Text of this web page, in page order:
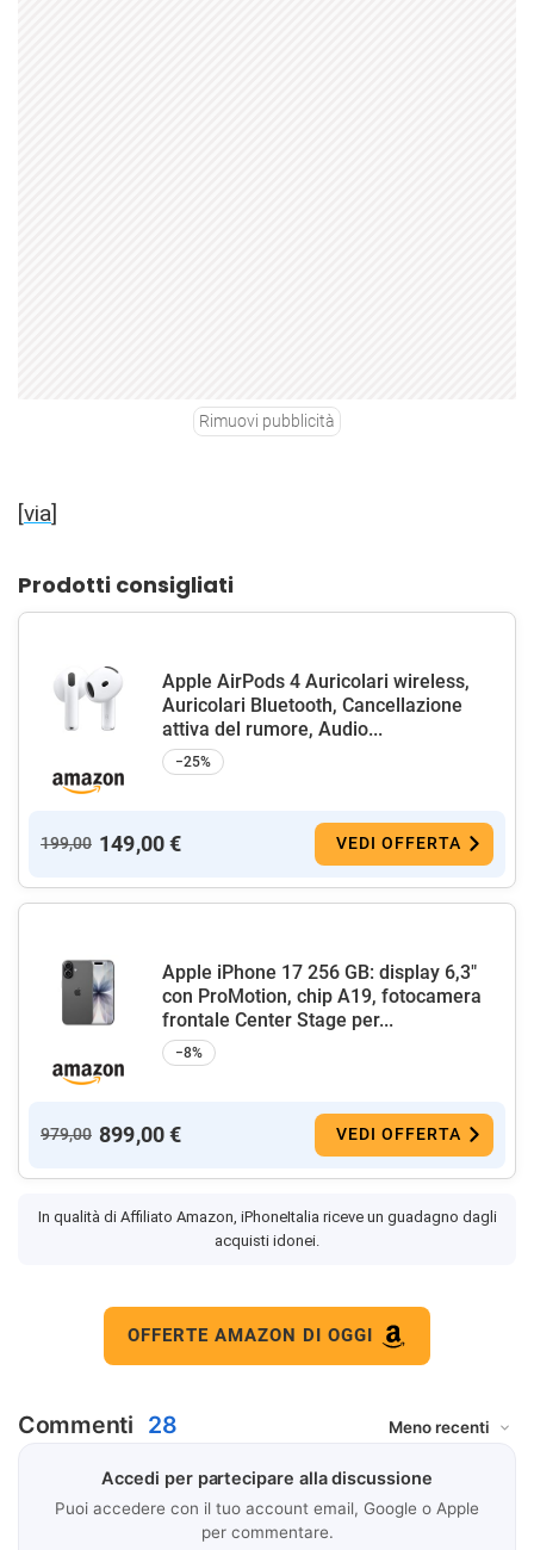
Rimuovi pubblicità
[via]
Prodotti consigliati
Apple AirPods 4 Auricolari wireless,
Auricolari Bluetooth, Cancellazione
attiva del rumore, Audio...
−25%
199,00 149,00 € VEDI OFFERTA
Apple iPhone 17 256 GB: display 6,3"
con ProMotion, chip A19, fotocamera
frontale Center Stage per...
−8%
979,00 899,00 € VEDI OFFERTA
In qualità di Affiliato Amazon, iPhoneItalia riceve un guadagno dagli
acquisti idonei.
OFFERTE AMAZON DI OGGI
Commenti 28
Accedi per partecipare alla discussione
Puoi accedere con il tuo account email, Google o Apple
per commentare.